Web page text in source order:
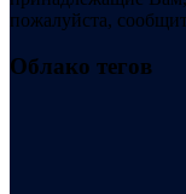
пожалуйста,
Облако тегов